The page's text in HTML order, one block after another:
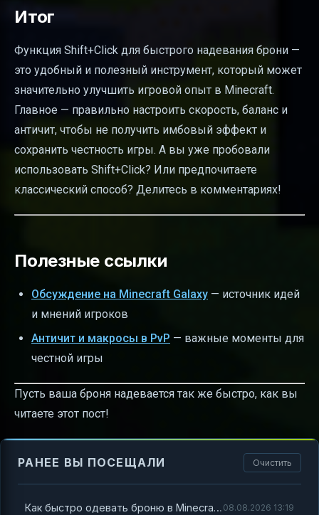
Итог
Функция Shift+Click для быстрого надевания брони —
это удобный и полезный инструмент, который может
значительно улучшить игровой опыт в Minecraft.
Главное — правильно настроить скорость, баланс и
античит, чтобы не получить имбовый эффект и
сохранить честность игры. А вы уже пробовали
использовать Shift+Click? Или предпочитаете
классический способ? Делитесь в комментариях!
Полезные ссылки
Обсуждение на Minecraft Galaxy — источник идей
и мнений игроков
Античит и макросы в PvP — важные моменты для
честной игры
Пусть ваша броня надевается так же быстро, как вы
читаете этот пост!
РАНЕЕ ВЫ ПОСЕЩАЛИ Очистить
Как быстро одевать броню в Minecraft — полный разбор функции Shift+Click 08.08.2026 13:19